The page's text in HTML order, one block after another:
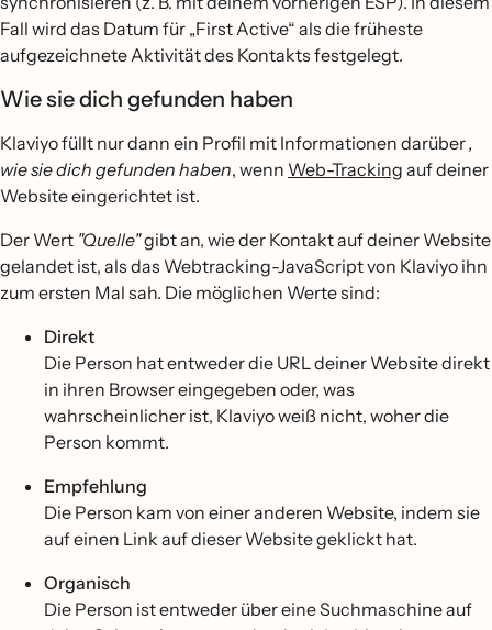
Fall wird das Datum für „First Active“ als die früheste
aufgezeichnete Aktivität des Kontakts festgelegt.
Wie sie dich gefunden haben
Klaviyo füllt nur dann ein Profil mit Informationen darüber,
wie sie dich gefunden haben, wenn Web-Tracking auf deiner
Website eingerichtet ist.
Der Wert "Quelle"gibt an, wie der Kontakt auf deiner Website
gelandet ist, als das Webtracking-JavaScript von Klaviyo ihn
zum ersten Mal sah. Die möglichen Werte sind:
Direkt
Die Person hat entweder die URL deiner Website direkt
in ihren Browser eingegeben oder, was
wahrscheinlicher ist, Klaviyo weiß nicht, woher die
Person kommt.
Empfehlung
Die Person kam von einer anderen Website, indem sie
auf einen Link auf dieser Website geklickt hat.
Organisch
Die Person ist entweder über eine Suchmaschine auf